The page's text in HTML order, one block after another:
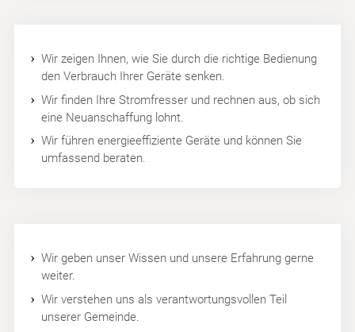
Wir zeigen Ihnen, wie Sie durch die richtige Bedienung
den Verbrauch Ihrer Geräte senken.
Wir finden Ihre Stromfresser und rechnen aus, ob sich
eine Neuanschaffung lohnt.
Wir führen energieeffiziente Geräte und können Sie
umfassend beraten.
Wir geben unser Wissen und unsere Erfahrung gerne
weiter.
Wir verstehen uns als verantwortungsvollen Teil
unserer Gemeinde.